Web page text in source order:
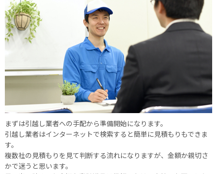
まずは引越し業者への手配から準備開始になります。
引越し業者はインターネットで検索すると簡単に見積もりもできま
す。
複数社の見積もりを見て判断する流れになりますが、金額か親切さ
かで迷うと思います。